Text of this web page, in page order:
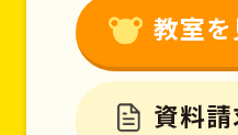
教室
資料